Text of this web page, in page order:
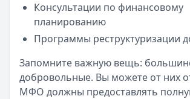
Консультации по финансовому
планированию
Программы реструктуризации
Запомните важную вещь:
добровольные. Вы можете от них
МФО должны предоставлять